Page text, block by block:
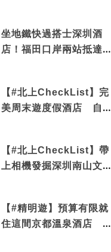
坐地鐵快過搭士深圳酒
店！福田口岸兩站抵達
【#北上CheckList】完
美周末遊度假酒店 自帶
【#北上CheckList】帶
上相機發掘深圳南山文藝
【#精明遊】預算有限就
住這間京都溫泉酒店 車